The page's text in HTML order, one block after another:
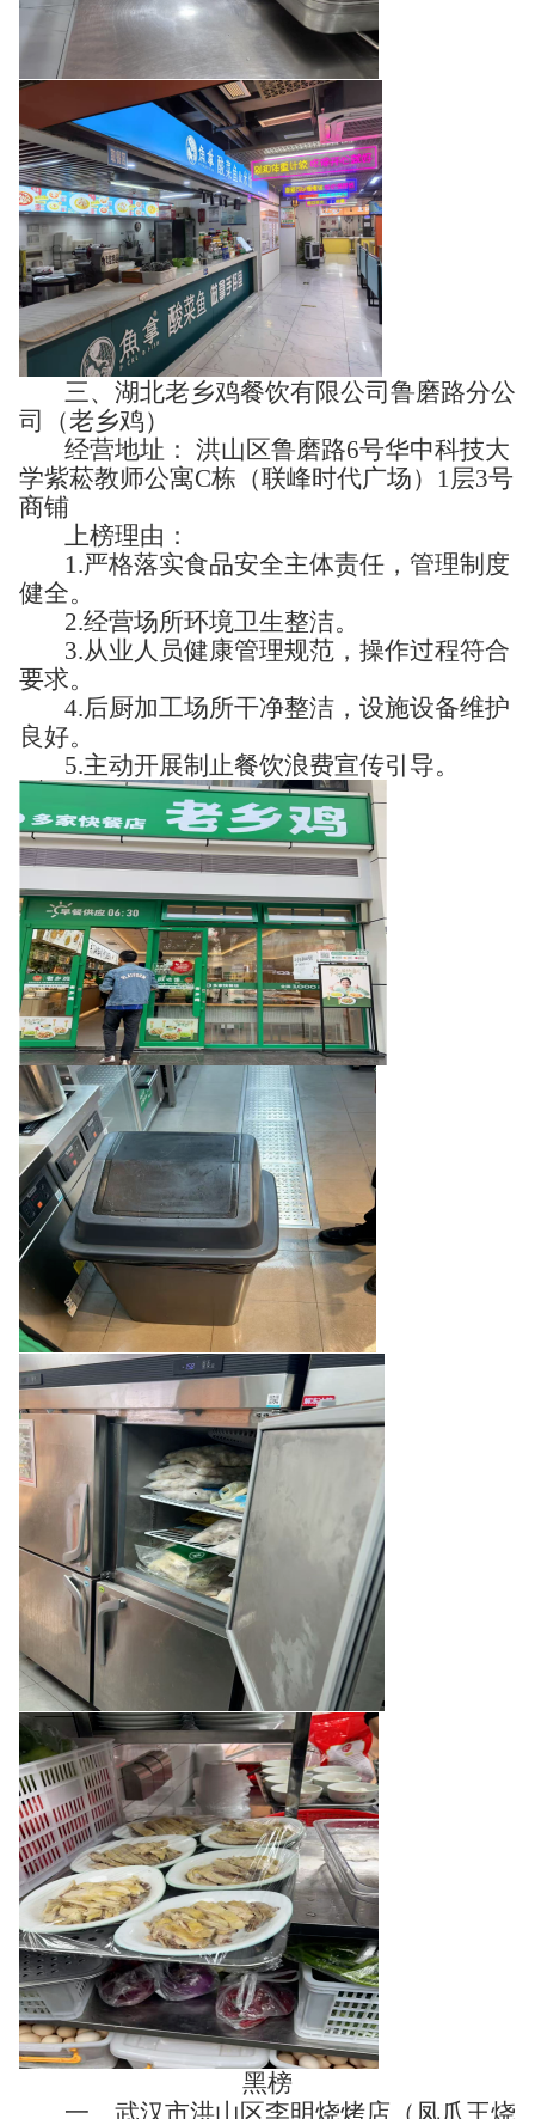
三、湖北老乡鸡餐饮有限公司鲁磨路分公
司（老乡鸡）
经营地址： 洪山区鲁磨路6号华中科技大
学紫菘教师公寓C栋（联峰时代广场）1层3号
商铺
上榜理由：
1.严格落实食品安全主体责任，管理制度
健全。
2.经营场所环境卫生整洁。
3.从业人员健康管理规范，操作过程符合
要求。
4.后厨加工场所干净整洁，设施设备维护
良好。
5.主动开展制止餐饮浪费宣传引导。‍
黑榜
一、武汉市洪山区李明烧烤店（凤爪王烧